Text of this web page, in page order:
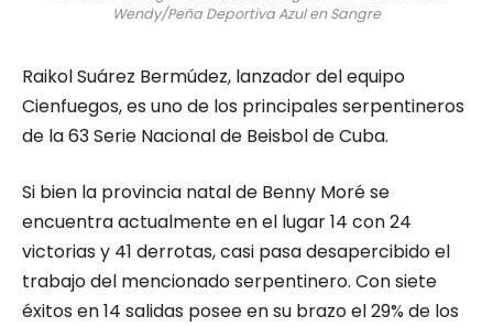
Wendy/Peña Deportiva Azul en Sangre
Raikol Suárez Bermúdez, lanzador del equipo
Cienfuegos, es uno de los principales serpentineros
de la 63 Serie Nacional de Beisbol de Cuba.
Si bien la provincia natal de Benny Moré se
encuentra actualmente en el lugar 14 con 24
victorias y 41 derrotas, casi pasa desapercibido el
trabajo del mencionado serpentinero. Con siete
éxitos en 14 salidas posee en su brazo el 29% de los